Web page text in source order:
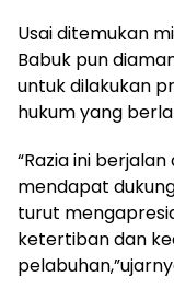
Usai ditemukan
Babuk pun
untuk dilakukan
hukum yang
“Razia ini
mendapat
turut
ketertiban dan